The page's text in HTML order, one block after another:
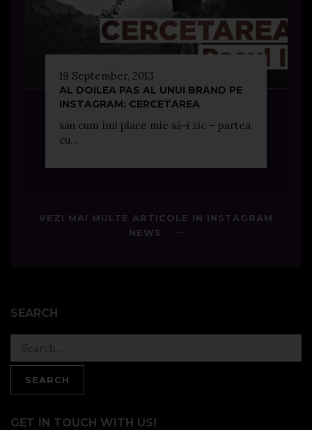
19 September, 2013
AL DOILEA PAS AL UNUI BRAND PE
INSTAGRAM: CERCETAREA
sau cum îmi place mie să-i zic – partea
cu...
VEZI MAI MULTE ARTICOLE IN INSTAGRAM
NEWS
SEARCH
for:
GET IN TOUCH WITH US!